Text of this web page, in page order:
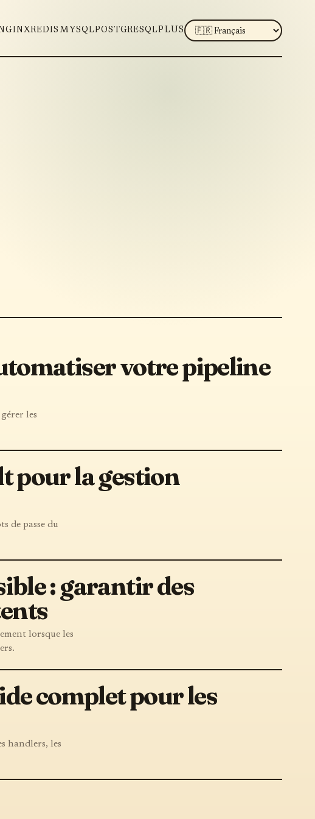
REDIS MYSQLPOSTGRESQLPLUS
LANGUAGE
votre pipeline
les
pour la gestion
de passe du
: garantir des
lorsque les
complet pour les
handlers, les